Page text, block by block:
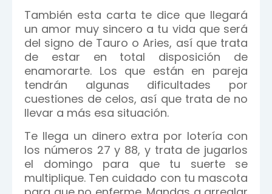
También esta carta te dice que llegará
un amor muy sincero a tu vida que será
del signo de Tauro o Aries, así que trata
de estar en total disposición de
enamorarte. Los que están en pareja
tendrán algunas dificultades por
cuestiones de celos, así que trata de no
llevar a más esa situación.
Te llega un dinero extra por lotería con
los números 27 y 88, y trata de jugarlos
el domingo para que tu suerte se
multiplique. Ten cuidado con tu mascota